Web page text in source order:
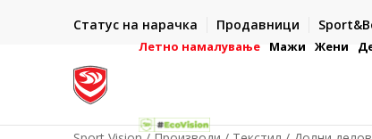
Статус на нарачка Продавници
- на сите нарачки во готово или со електронска
Летно намалување Мажи Жени